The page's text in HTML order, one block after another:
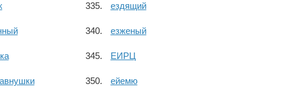
ездящий
езженый
ЕИРЦ
ейемю